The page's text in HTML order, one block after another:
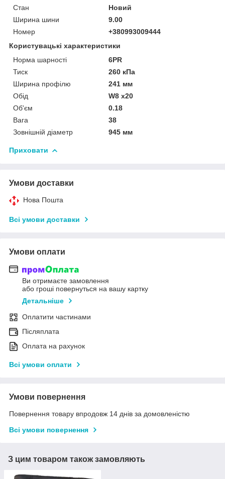
Стан
Новий
Ширина шини
9.00
Номер
+380993009444
Користувацькі характеристики
Норма шарності
6PR
Тиск
260 кПа
Ширина профілю
241 мм
Обід
W8 x20
Об'єм
0.18
Вага
38
Зовнішній діаметр
945 мм
Приховати
Умови доставки
Нова Пошта
Всі умови доставки
Умови оплати
Ви отримаєте замовлення
або гроші повернуться на вашу картку
Детальніше
Оплатити частинами
Післяплата
Оплата на рахунок
Всі умови оплати
Умови повернення
Повернення товару впродовж 14 днів за домовленістю
Всі умови повернення
З цим товаром також замовляють